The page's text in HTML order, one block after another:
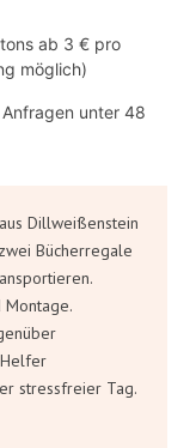
ab 3 € pro
möglich)
unter 48
Dillweißenstein
Bücherregale
Montage.
stressfreier Tag.